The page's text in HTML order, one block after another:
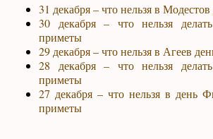
31 декабря – что нельзя в
30 декабря – что нельзя
приметы
29 декабря – что нельзя в Агеев
28 декабря – что нельзя
приметы
27 декабря – что нельзя в день
приметы